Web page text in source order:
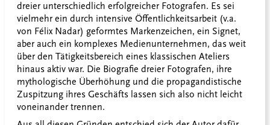
dreier unterschiedlich erfolgreicher Fotografen. Es sei
vielmehr ein durch intensive Öffentlichkeitsarbeit (v.a.
von Félix Nadar) geformtes Markenzeichen, ein Signet,
aber auch ein komplexes Medienunternehmen, das weit
über den Tätigkeitsbereich eines klassischen Ateliers
hinaus aktiv war. Die Biografie dreier Fotografen, ihre
mythologische Überhöhung und die propagandistische
Zuspitzung ihres Geschäfts lassen sich also nicht leicht
voneinander trennen.